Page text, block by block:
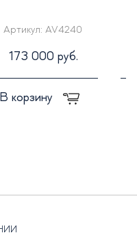
Артикул: AV4240
173 000 руб.
В корзину